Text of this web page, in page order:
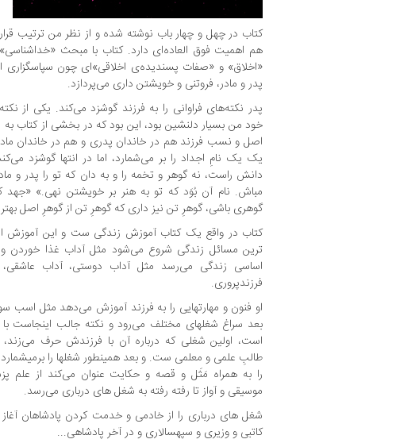
کتاب در چهل و چهار باب نوشته شده و از نظر من ترتیب قرار
هم اهمیت فوق العاده‌ای دارد.‌ کتاب با مبحث
«اخلاق» و «صفات پسندیده‌ی اخلاقی»ای چون سپاسگزاری
پدر و مادر، فروتنی و خویشتن داری می‌پردازد.
پدر نکته‌های فراوانی را به فرزند گوشزد می‌کند. یکی از
خود من بسیار دلنشین بود، این بود که در بخشی از کتاب به
اصل و نسب فرزند هم در خاندان پدری و هم در خاندان
یک یک نامِ اجداد را بر می‌شمارد، اما در انتها گوشزد
دانش راست، نه گوهر و تخمه را و به دان که تو را پدر و
مباش. نام آن بُوَد که تو به هنر بر خویشتن نهی.»
گوهری باشی، گوهرِ تن نیز داری که گوهرِ تن از گوهرِ اصل
کتاب در واقع یک کتاب آموزش زندگی ست و این آموزش از
ترین مسائل زندگی شروع می‌شود مثل آداب غذا خوردن
اساسی زندگی می‌رسد مثل آداب دوستی، آداب عاشقی،
فرزندپروری.
او فنون و مهارتهایی را به فرزند آموزش می‌دهد مثل اسب
بعد سراغ شغلهای مختلف می‌رود و نکته جالب اینجاست
است، اولین شغلی که درباره آن با فرزندش حرف
طالبِ علمی و معلمی ست. و بعد همینطور شغلها را برمیشمارد
را به همراه مَثَل و قصه و حکایت عنوان می‌کند از علم
موسیقی و آواز تا رفته رفته به شغل های درباری می‌رسد.
شغل های درباری را از خادمی و خدمت کردن پادشاهان
کاتبی و وزیری و سپهسالاری و در آخر پادشاهی...